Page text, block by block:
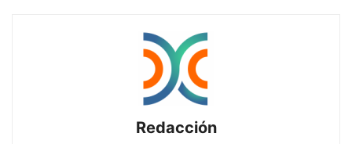
Redacción